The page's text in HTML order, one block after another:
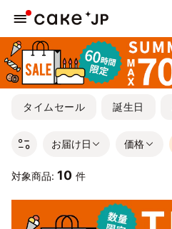
タイムセール 誕生日
お届け日 価格
対象商品: 10 件